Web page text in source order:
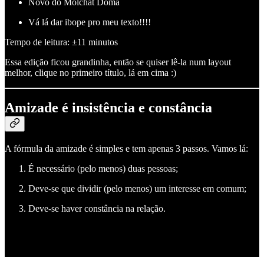
Vá lá dar ibope pro meu texto!!!!
Tempo de leitura: ±11 minutos
Essa edição ficou grandinha, então se quiser lê-la num layout
melhor, clique no primeiro título, lá em cima :)
Amizade é insistência e constância
A fórmula da amizade é simples e tem apenas 3 passos. Vamos lá:
É necessário (pelo menos) duas pessoas;
Deve-se que dividir (pelo menos) um interesse em comum;
Deve-se haver constância na relação.